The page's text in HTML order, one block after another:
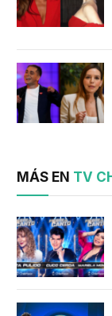
MÁS EN TV